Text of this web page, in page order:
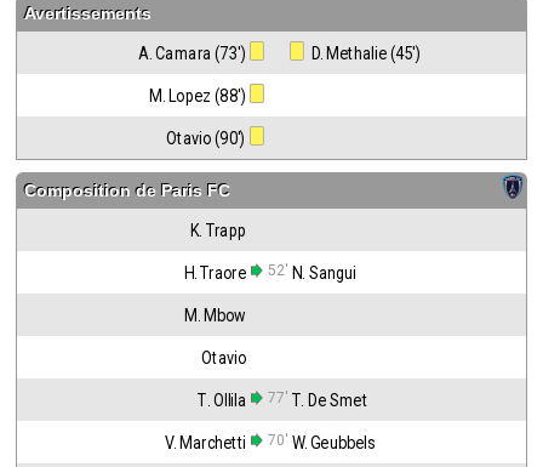
Avertissements
A. Camara (73') D. Methalie (45')
M. Lopez (88')
Otavio (90')
Composition de Paris FC
K. Trapp
H. Traore 52' N. Sangui
M. Mbow
Otavio
T. Ollila 77' T. De Smet
V. Marchetti 70' W. Geubbels